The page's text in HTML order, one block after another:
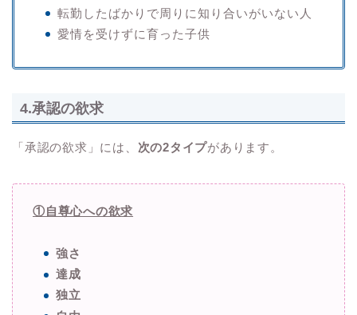
転勤したばかりで周りに知り合いがいない人
愛情を受けずに育った子供
4.承認の欲求
「承認の欲求」には、 次の2タイプがあります。
①自尊心への欲求
強さ
達成
独立